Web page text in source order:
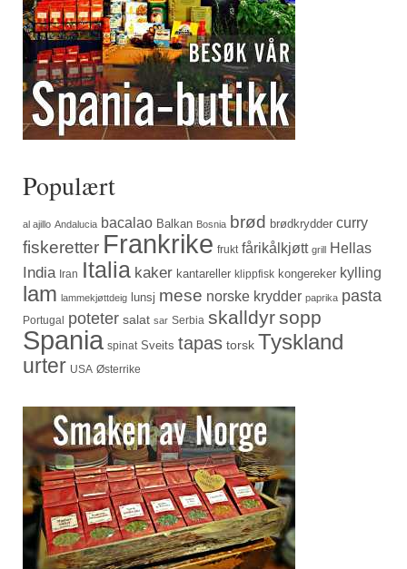
Populært
al ajillo Andalucia bacalao Balkan Bosnia brød brødkrydder curry
fiskeretter Frankrike frukt fårikålkjøtt grill Hellas
India Iran Italia kaker kantareller klippfisk kongereker kylling
lam lammekjøttdeig lunsj mese norske krydder paprika pasta
Portugal poteter salat sar Serbia skalldyrsopp
Spania spinat Sveits tapas torsk Tyskland
urter USA Østerrike